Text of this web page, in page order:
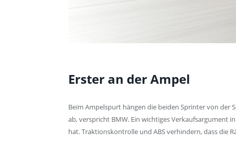
Erster an der Ampel
Beim Ampelspurt hängen die beiden Sprinter von der
ab, verspricht BMW. Ein wichtiges Verkaufsargument
hat. Traktionskontrolle und ABS verhindern, dass die